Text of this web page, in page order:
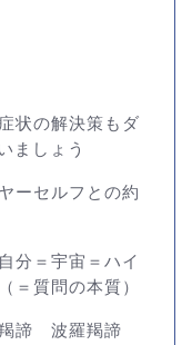
状の解決策もダ
ましょう
ーセルフとの約
分＝宇宙＝ハイ
＝質問の本質）
羯諦 波羅羯諦